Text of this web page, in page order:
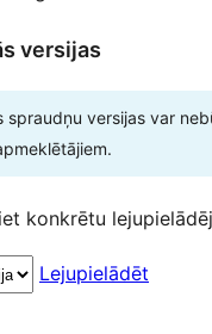
versijas
spraudņu versijas var
konkrētu
Lejupielādēt